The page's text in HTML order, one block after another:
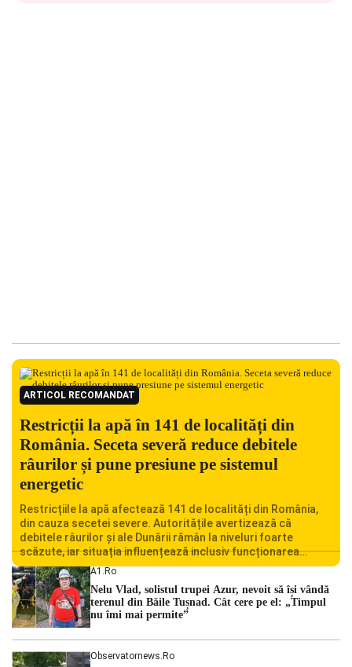
ARTICOL RECOMANDAT
Restricții la apă în 141 de localități din
România. Seceta severă reduce debitele
râurilor și pune presiune pe sistemul
energetic
Restricțiile la apă afectează 141 de localități din România,
din cauza secetei severe. Autoritățile avertizează că
debitele râurilor și ale Dunării rămân la niveluri foarte
scăzute, iar situația influențează inclusiv funcționarea
Centralei Nucleare de la Cernavodă. România se confruntă
cu una dintre cele mai dificile perioade din punct de vedere
hidrologic din ultimii ani. Lipsa […]
A1.ro
Nelu Vlad, solistul trupei Azur, nevoit să își vândă
terenul din Băile Tușnad. Cât cere pe el: „Timpul
nu îmi mai permite”
Observatornews.ro